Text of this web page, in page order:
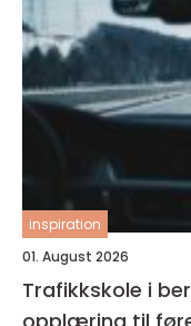
inspiration
01. August 2026
Trafikkskole i